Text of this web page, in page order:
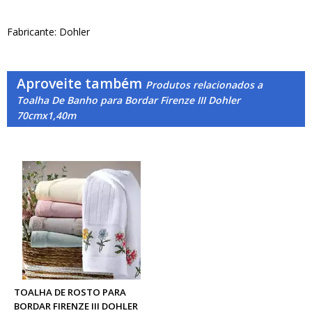
Fabricante: Dohler
Aproveite também Produtos relacionados a
Toalha De Banho para Bordar Firenze III Dohler
70cmx1,40m
TOALHA DE ROSTO PARA
BORDAR FIRENZE III DOHLER